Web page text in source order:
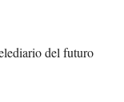
del futuro